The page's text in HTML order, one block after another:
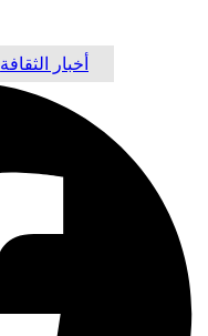
أخبار الثقافة